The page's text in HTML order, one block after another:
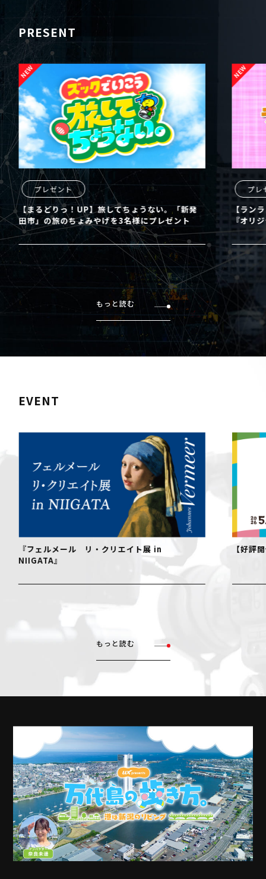
PRESENT
プレゼント
【まるどりっ！UP】旅してちょうない。「新発
田市」の旅のちょみやげを3名様にプレゼント
プレ
【ラン
『オリ
もっと読む
EVENT
『フェルメール リ・クリエイト展 in
NIIGATA』
【好評
もっと読む